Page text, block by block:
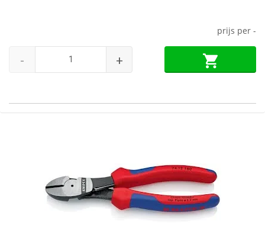
prijs per -
- +